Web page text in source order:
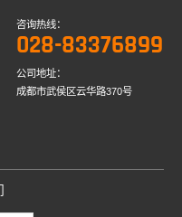
咨询热线：
028-83376899
公司地址：
成都市武侯区云华路370号